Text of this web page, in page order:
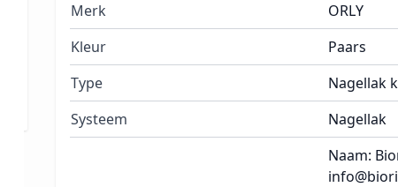
Merk
ORLY
Kleur
Paars
Type
Nagellak
Systeem
Nagellak
Naam: